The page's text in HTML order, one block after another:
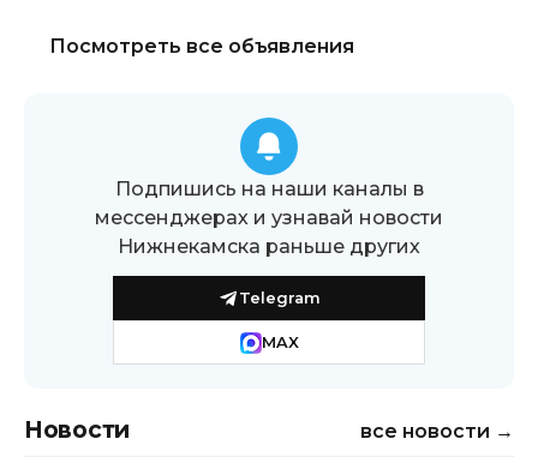
Посмотреть все объявления
Подпишись на наши каналы в
мессенджерах и узнавай новости
Нижнекамска раньше других
Telegram
MAX
Новости все новости →